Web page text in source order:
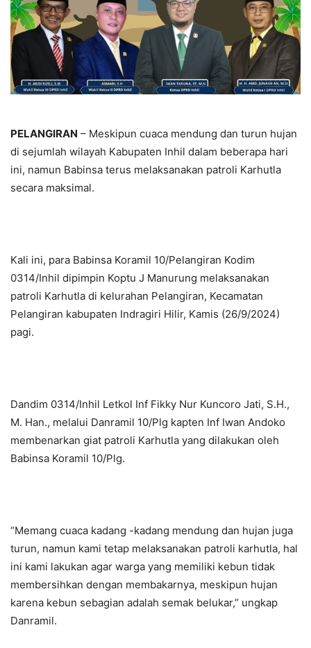
PELANGIRAN – Meskipun cuaca mendung dan turun hujan
di sejumlah wilayah Kabupaten Inhil dalam beberapa hari
ini, namun Babinsa terus melaksanakan patroli Karhutla
secara maksimal.
Kali ini, para Babinsa Koramil 10/Pelangiran Kodim
0314/Inhil dipimpin Koptu J Manurung melaksanakan
patroli Karhutla di kelurahan Pelangiran, Kecamatan
Pelangiran kabupaten Indragiri Hilir, Kamis (26/9/2024)
pagi.
Dandim 0314/Inhil Letkol Inf Fikky Nur Kuncoro Jati, S.H.,
M. Han., melalui Danramil 10/Plg kapten Inf Iwan Andoko
membenarkan giat patroli Karhutla yang dilakukan oleh
Babinsa Koramil 10/Plg.
“Memang cuaca kadang -kadang mendung dan hujan juga
turun, namun kami tetap melaksanakan patroli karhutla, hal
ini kami lakukan agar warga yang memiliki kebun tidak
membersihkan dengan membakarnya, meskipun hujan
karena kebun sebagian adalah semak belukar,” ungkap
Danramil.